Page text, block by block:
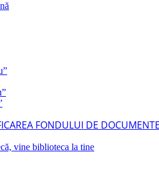
FONDULUI DE
vine biblioteca la tine